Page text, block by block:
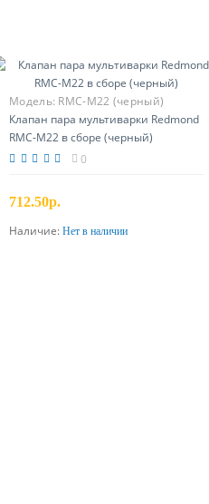
Модель: RMC-M22 (черный)
Клапан пара мультиварки Redmond
RMC-M22 в сборе (черный)
0
712.50р.
Предзаказ
Наличие: Нет в наличии